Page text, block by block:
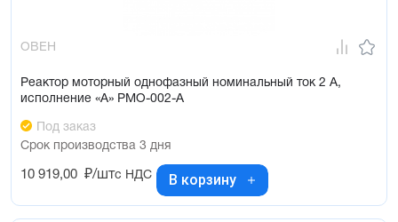
ОВЕН
Реактор моторный однофазный номинальный ток 2 А,
исполнение «А» РМО-002-А
Под заказ
Срок производства 3 дня
10 919,00 ₽/штс НДС В корзину